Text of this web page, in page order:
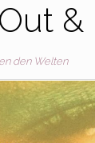
den Welten